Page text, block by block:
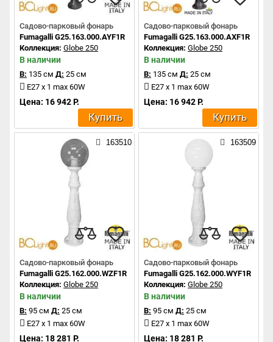
Садово-парковый фонарь
Fumagalli G25.163.000.AYF1R
Коллекция: Globe 250
В наличии
В: 135 см Д: 25 см
E27 x 1 max 60W
Цена: 16 942 Р.
Купить
Садово-парковый фонарь
Fumagalli G25.163.000.AXF1R
Коллекция: Globe 250
В наличии
В: 135 см Д: 25 см
E27 x 1 max 60W
Цена: 16 942 Р.
Купить
163510
Садово-парковый фонарь
Fumagalli G25.162.000.WZF1R
Коллекция: Globe 250
В наличии
В: 95 см Д: 25 см
E27 x 1 max 60W
Цена: 18 281 Р.
163509
Садово-парковый фонарь
Fumagalli G25.162.000.WYF1R
Коллекция: Globe 250
В наличии
В: 95 см Д: 25 см
E27 x 1 max 60W
Цена: 18 281 Р.